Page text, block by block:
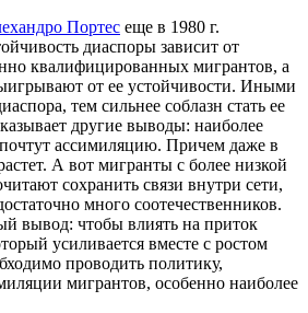
Портес еще в 1980 г.
диаспоры зависит от
квалифицированных мигрантов, а
от ее устойчивости. Иными
тем сильнее соблазн стать ее
другие выводы: наиболее
ассимиляцию. Причем даже в
А вот мигранты с более низкой
сохранить связи внутри сети,
много соотечественников.
вывод: чтобы влиять на приток
усиливается вместе с ростом
проводить политику,
мигрантов, особенно наиболее